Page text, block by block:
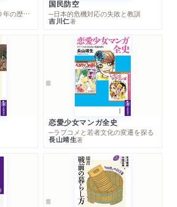
─科学的生命観、２６００年の歴史とその超克
国民防空
─日本的危機対応の失敗と教訓
吉川仁著
恋愛少女マンガ全史
─ラブコメと若者文化の変遷を探る
長山靖生著